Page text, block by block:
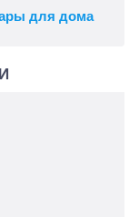
для дома